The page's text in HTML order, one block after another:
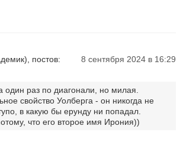
постов:
8 сентября 2024 в 16:29
один раз по диагонали, но милая.
свойство Уолберга - он никогда не
в какую бы ерунду ни попадал.
что его второе имя Ирония))